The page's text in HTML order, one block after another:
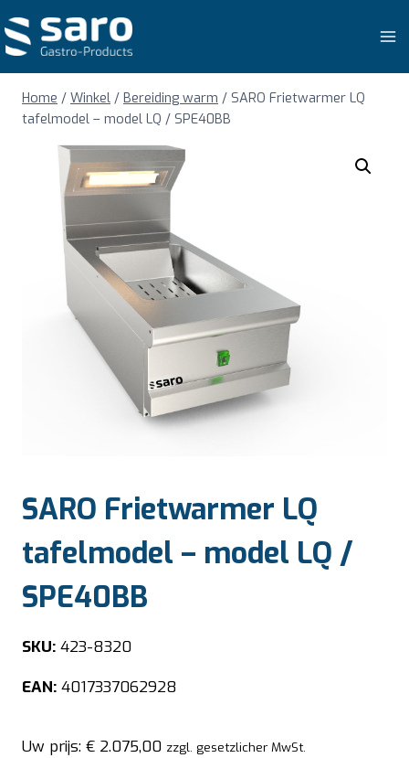
naar
inhoud
Home / Winkel / Bereiding warm / SARO Frietwarmer LQ
tafelmodel – model LQ / SPE40BB
SARO Frietwarmer LQ
tafelmodel – model LQ /
SPE40BB
SKU: 423-8320
EAN: 4017337062928
Uw prijs: € 2.075,00 zzgl. gesetzlicher MwSt.